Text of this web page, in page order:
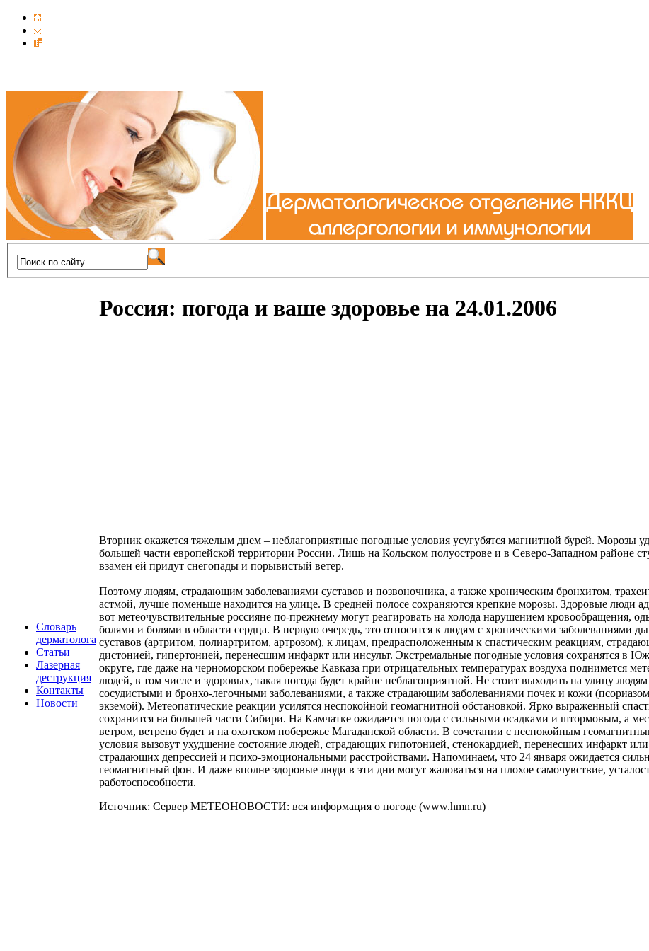
Словарь
дерматолога
Статьи
Лазерная
деструкция
Контакты
Новости
Россия: погода и ваше здоровье на 24.01.2006
Вторник окажется тяжелым днем – неблагоприятные погодные условия усугубятся магнитной бурей. Морозы
большей части европейской территории России. Лишь на Кольском полуострове и в Северо-Западном районе
взамен ей придут снегопады и порывистый ветер.
Поэтому людям, страдающим заболеваниями суставов и позвоночника, а также хроническим бронхитом,
астмой, лучше поменьше находится на улице. В средней полосе сохраняются крепкие морозы. Здоровые люди
вот метеочувствительные россияне по-прежнему могут реагировать на холода нарушением кровообращения,
болями и болями в области сердца. В первую очередь, это относится к людям с хроническими заболеваниями
суставов (артритом, полиартритом, артрозом), к лицам, предрасположенным к спастическим реакциям,
дистонией, гипертонией, перенесшим инфаркт или инсульт. Экстремальные погодные условия сохранятся в
округе, где даже на черноморском побережье Кавказа при отрицательных температурах воздуха поднимется
людей, в том числе и здоровых, такая погода будет крайне неблагоприятной. Не стоит выходить на улицу людям
сосудистыми и бронхо-легочными заболеваниями, а также страдающим заболеваниями почек и кожи
экземой). Метеопатические реакции усилятся неспокойной геомагнитной обстановкой. Ярко выраженный
сохранится на большей части Сибири. На Камчатке ожидается погода с сильными осадками и штормовым, а
ветром, ветрено будет и на охотском побережье Магаданской области. В сочетании с неспокойным
условия вызовут ухудшение состояние людей, страдающих гипотонией, стенокардией, перенесших инфаркт или
страдающих депрессией и психо-эмоциональными расстройствами. Напоминаем, что 24 января ожидается
геомагнитный фон. И даже вполне здоровые люди в эти дни могут жаловаться на плохое самочувствие,
работоспособности.
Источник: Сервер МЕТЕОНОВОСТИ: вся информация о погоде (www.hmn.ru)